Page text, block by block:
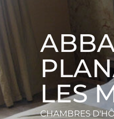
LES
CHAMBRES